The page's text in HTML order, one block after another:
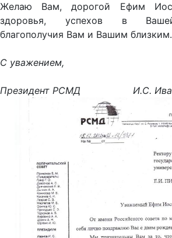
Желаю Вам, дорогой Ефим
здоровья, успехов в Вашей
благополучия Вам и Вашим близким.
С уважением,
Президент РСМД И.С.